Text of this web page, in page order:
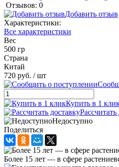
Отзывов: 0
Добавить отзыв
Характеристики:
Все характеристики
Вес
500 гр
Страна
Китай
720 руб. / шт
Купить в 1
Рассчитать
Недоступно
Поделиться
Более 15 лет — в сфере